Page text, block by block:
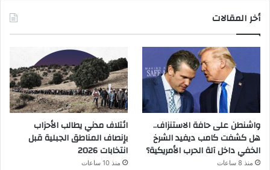
أخر المقالات
واشنطن على حافة الاستنزاف..
هل كشفت كامب ديفيد الشرخ
الخفي داخل آلة الحرب الأمريكية؟
منذ 8 ساعات
ائتلاف مدني يطالب الأحزاب
بإنصاف المناطق الجبلية قبل
انتخابات 2026
منذ 10 ساعات